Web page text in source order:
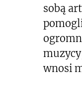
sobą
wnosi